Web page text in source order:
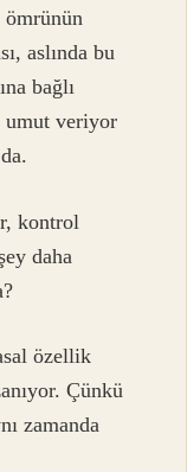
ömrünün
aslında bu
bağlı
umut veriyor
kontrol
daha
özellik
Çünkü
zamanda